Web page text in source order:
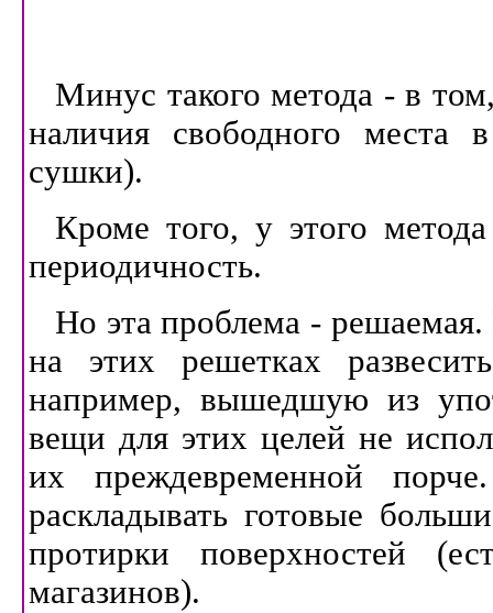
Минус такого метода - в
наличия свободного
сушки).
Кроме того, у этого метода
периодичность.
Но эта проблема -
на этих решетках
например, вышедшую из
вещи для этих целей не
их преждевременной
раскладывать готовые
протирки поверхностей
магазинов).